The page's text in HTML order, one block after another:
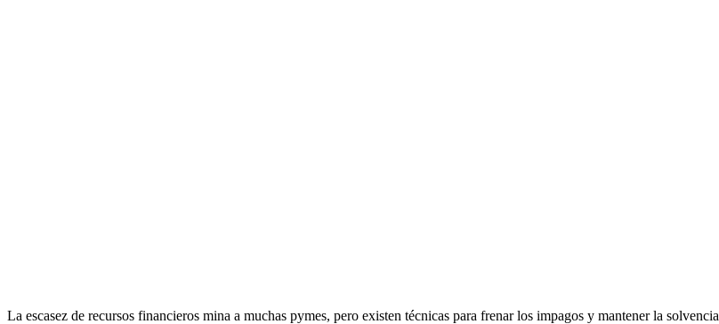
La escasez de recursos financieros mina a muchas pymes, pero existen técnicas para frenar los impagos y mantener la solvencia